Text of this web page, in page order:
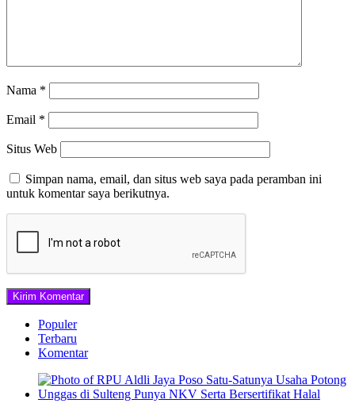
Nama *
Email *
Situs Web
Simpan nama, email, dan situs web saya pada peramban ini
untuk komentar saya berikutnya.
Populer
Terbaru
Komentar